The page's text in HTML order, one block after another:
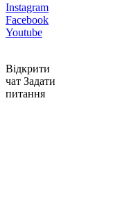
Instagram
Facebook
Youtube
Відкрити
чат Задати
питання